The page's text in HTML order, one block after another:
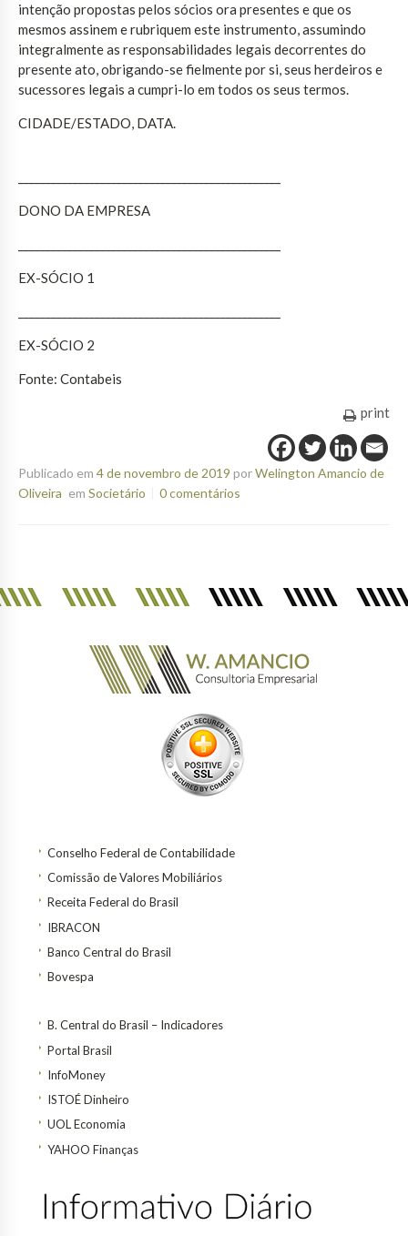
intenção propostas pelos sócios ora presentes e que os
mesmos assinem e rubriquem este instrumento, assumindo
integralmente as responsabilidades legais decorrentes do
presente ato, obrigando-se fielmente por si, seus herdeiros e
sucessores legais a cumpri-lo em todos os seus termos.
CIDADE/ESTADO, DATA.
DONO DA EMPRESA
EX-SÓCIO 1
EX-SÓCIO 2
Fonte: Contabeis
print
Publicado em 4 de novembro de 2019 porWelington Amancio de
Oliveira em Societário 0 comentários
Conselho Federal de Contabilidade
Comissão de Valores Mobiliários
Receita Federal do Brasil
IBRACON
Banco Central do Brasil
Bovespa
B. Central do Brasil – Indicadores
Portal Brasil
InfoMoney
ISTOÉ Dinheiro
UOL Economia
YAHOO Finanças